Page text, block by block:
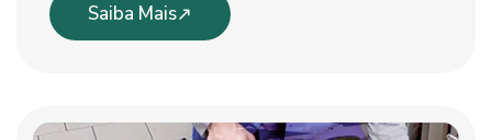
Saiba Mais